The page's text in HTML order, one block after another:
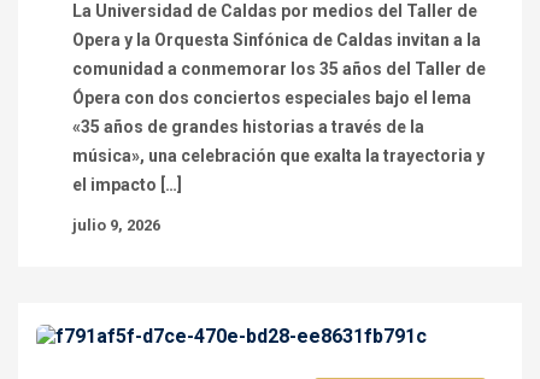
La Universidad de Caldas por medios del Taller de
Opera y la Orquesta Sinfónica de Caldas invitan a la
comunidad a conmemorar los 35 años del Taller de
Ópera con dos conciertos especiales bajo el lema
«35 años de grandes historias a través de la
música», una celebración que exalta la trayectoria y
el impacto […]
julio 9, 2026